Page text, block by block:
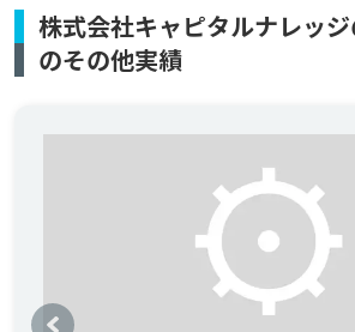
株式会社キャピタルナレッ
のその他実績